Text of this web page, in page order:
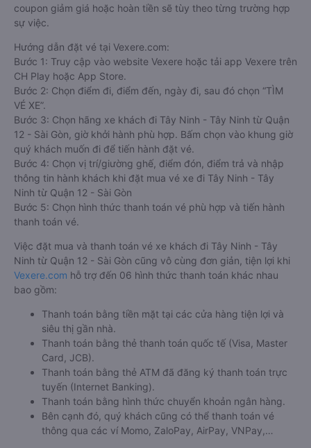
coupon giảm giá hoặc hoàn tiền sẽ tùy theo từng trường hợp
sự việc.
Hướng dẫn đặt vé tại Vexere.com:
Bước 1: Truy cập vào website Vexere hoặc tải app Vexere trên
CH Play hoặc App Store.
Bước 2: Chọn điểm đi, điểm đến, ngày đi, sau đó chọn “TÌM
VÉ XE”.
Bước 3: Chọn hãng xe khách đi Tây Ninh - Tây Ninh từ Quận
12 - Sài Gòn, giờ khởi hành phù hợp. Bấm chọn vào khung giờ
quý khách muốn đi để tiến hành đặt vé.
Bước 4: Chọn vị trí/giường ghế, điểm đón, điểm trả và nhập
thông tin hành khách khi đặt mua vé xe đi Tây Ninh - Tây
Ninh từ Quận 12 - Sài Gòn
Bước 5: Chọn hình thức thanh toán vé phù hợp và tiến hành
thanh toán vé.
Việc đặt mua và thanh toán vé xe khách đi Tây Ninh - Tây
Ninh từ Quận 12 - Sài Gòn cũng vô cùng đơn giản, tiện lợi khi
Vexere.com hỗ trợ đến 06 hình thức thanh toán khác nhau
bao gồm:
Thanh toán bằng tiền mặt tại các cửa hàng tiện lợi và
siêu thị gần nhà.
Thanh toán bằng thẻ thanh toán quốc tế (Visa, Master
Card, JCB).
Thanh toán bằng thẻ ATM đã đăng ký thanh toán trực
tuyến (Internet Banking).
Thanh toán bằng hình thức chuyển khoản ngân hàng.
Bên cạnh đó, quý khách cũng có thể thanh toán vé
thông qua các ví Momo, ZaloPay, AirPay, VNPay,…